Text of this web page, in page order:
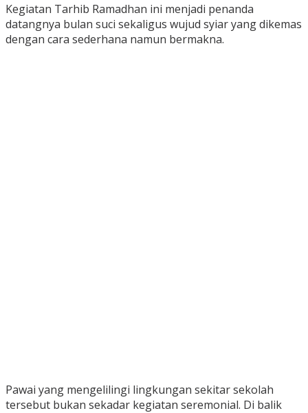
Kegiatan Tarhib Ramadhan ini menjadi penanda
datangnya bulan suci sekaligus wujud syiar yang dikemas
dengan cara sederhana namun bermakna.
Pawai yang mengelilingi lingkungan sekitar sekolah
tersebut bukan sekadar kegiatan seremonial. Di balik